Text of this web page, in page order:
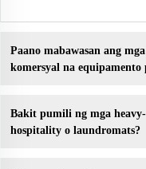
Paano mabawasan ang
komersyal na equipamento
Bakit pumili ng mga
hospitality o laundromats?